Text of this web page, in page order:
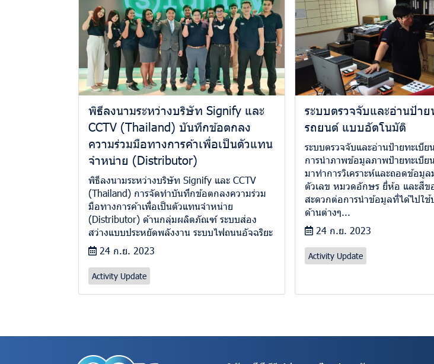
พิธีลงนามระหว่างบริษัท Signify และ
CCTV (Thailand) บันทึกข้อตกลง
ความร่วมมือทางการค้าเพื่อเป็นตัวแทน
จำหน่าย (Distributor)
พิธีลงนามระหว่างบริษัท Signify และ CCTV
(Thailand) การจัดทำบันทึกข้อตกลงความร่วม
มือทางการค้าเพื่อเป็นตัวแทนจำหน่าย
(Distributor) ด้านกลุ่มผลิตภัณฑ์ ระบบส่อง
สว่างแบบประหยัดพลังงาน ระบบไฟถนนอัจฉริยะ
24 ก.ย. 2023
Activity Update
ระบบตรวจจับและอ่านป้าย
รถยนต์ แบบอัตโนมัติ
ระบบตรวจจับและอ่านป้ายทะเบี
การนำภาพข้อมูลภาพป้ายทะเบีย
มาทำการวิเคราะห์และถอดข้อมู
ตัวเลข หมวดอักษร ยี่ห้อ และสีข
สะดวกต่อการนำข้อมูลที่ได้ไปใช้
ด้านต่างๆ...
24 ก.ย. 2023
Activity Update